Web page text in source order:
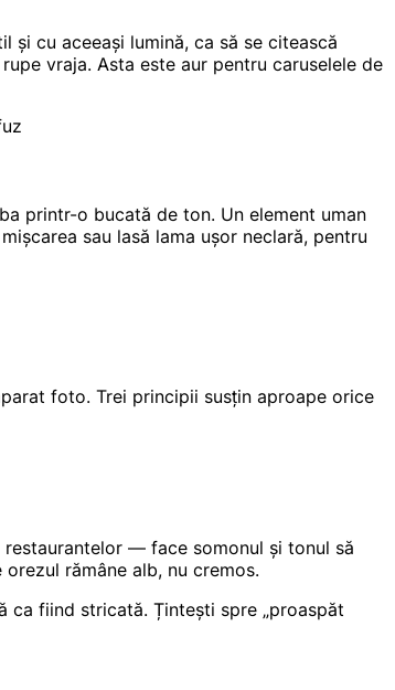
și cu aceeași lumină, ca să se citească
vraja. Asta este aur pentru caruselele de
printr-o bucată de ton. Un element uman
sau lasă lama ușor neclară, pentru
foto. Trei principii susțin aproape orice
— face somonul și tonul să
rămâne alb, nu cremos.
ca fiind stricată. Țintești spre „proaspăt